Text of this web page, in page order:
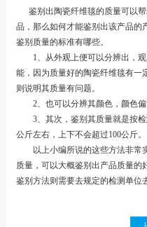
鉴别出陶瓷纤维毯的质量可以帮
品，那么如何才能鉴别出该产品的
鉴别质量的标准有哪些。
1、从外观上便可以分辨出，观
能，因为质量好的陶瓷纤维毯有一
则说明其质量有问题。
2、也可以分辨其颜色，颜色偏
3、其次，鉴别其质量就是按检
公斤左右，上下不会超过100公斤。
以上小编所说的这些方法非常
质量，可以大概鉴别出产品质量的
鉴别方法则需要去规定的检测单位